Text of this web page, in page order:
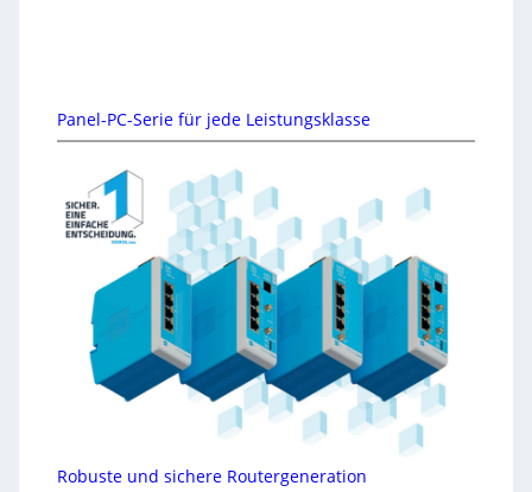
Panel-PC-Serie für jede Leistungsklasse
Robuste und sichere Routergeneration